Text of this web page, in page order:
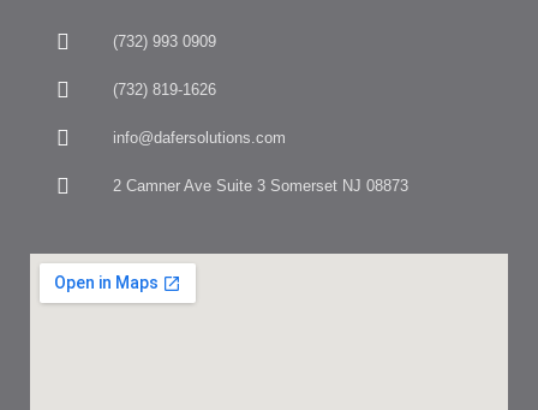
(732) 993 0909
(732) 819-1626
info@dafersolutions.com
2 Camner Ave Suite 3 Somerset NJ 08873